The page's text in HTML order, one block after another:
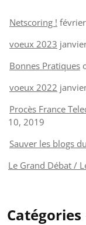
Netscoring !
voeux 2023
Bonnes Pratiques
voeux 2022
Procès France
10, 2019
Sauver les blogs
Le Grand Débat /
Catégories